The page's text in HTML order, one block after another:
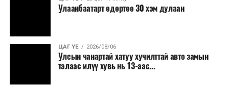
“Морингийн даваа-Нисэх” чиглэлийн нийтийн
тээврийн замналд түр өөрчлөлт орууллаа
Улаанбаатарт өдөртөө 30 хэм дулаан
ЦАГ ҮЕ 2026/08/06
Улсын чанартай хатуу хучилттай авто замын
талаас илүү хувь нь 13-аас...